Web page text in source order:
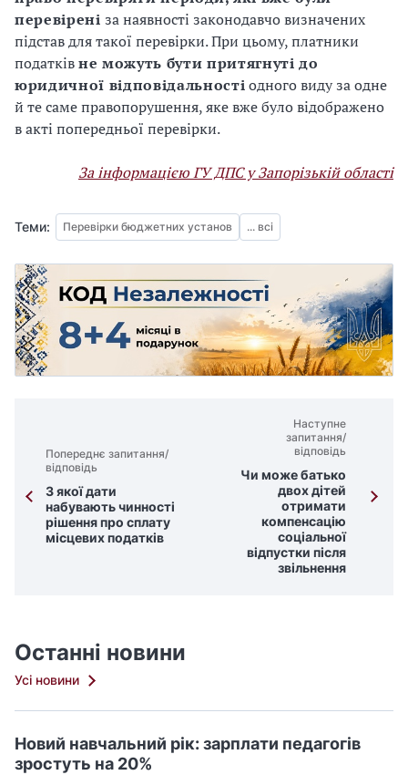
перевірені за наявності законодавчо визначених
підстав для такої перевірки. При цьому, платники
податківне можуть бути притягнуті до
юридичної відповідальностіодного виду за одне
й те саме правопорушення, яке вже було відображено
в акті попередньої перевірки.
За інформацією ГУ ДПС у Запорізькій області
Теми: Перевірки бюджетних установ ... всі
Попереднє запитання/
відповідь
З якої дати
набувають чинності
рішення про сплату
місцевих податків
Наступне
запитання/
відповідь
Чи може батько
двох дітей
отримати
компенсацію
соціальної
відпустки після
звільнення
Останні новини
Усі новини
Новий навчальний рік: зарплати педагогів
зростуть на 20%